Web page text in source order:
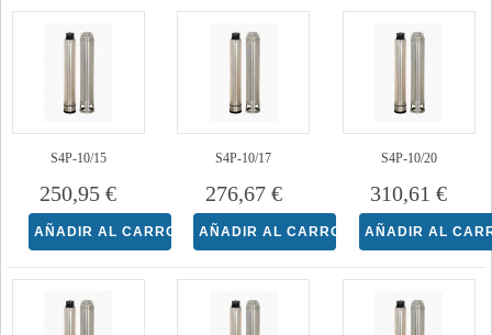
S4P-10/15
250,95 €
S4P-10/17
276,67 €
S4P-10/20
310,61 €